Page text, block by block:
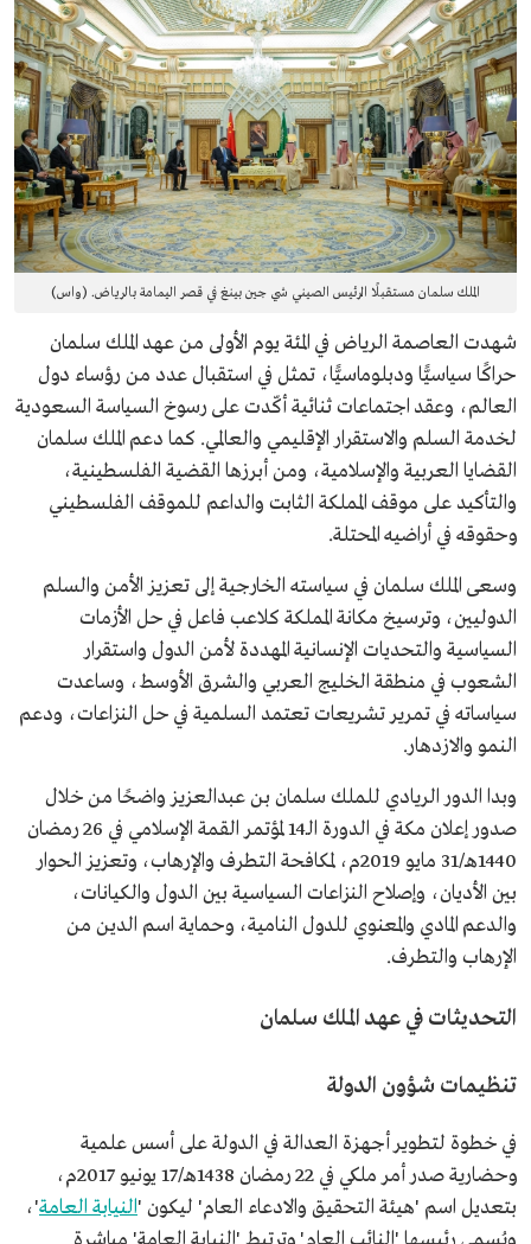
الملك سلمان مستقبلًا الرئيس الصيني شي جين بينغ في قصر اليمامة بالرياض. (واس)
شهدت العاصمة الرياض في المئة يوم الأولى من عهد الملك سلمان
حراكًا سياسيًّا ودبلوماسيًّا، تمثل في استقبال عدد من رؤساء دول
العالم، وعقد اجتماعات ثنائية أكّدت على رسوخ السياسة السعودية
لخدمة السلم والاستقرار الإقليمي والعالمي. كما دعم الملك سلمان
القضايا العربية والإسلامية، ومن أبرزها القضية الفلسطينية،
والتأكيد على موقف المملكة الثابت والداعم للموقف الفلسطيني
وحقوقه في أراضيه المحتلة.
وسعى الملك سلمان في سياسته الخارجية إلى تعزيز الأمن والسلم
الدوليين، وترسيخ مكانة المملكة كلاعب فاعل في حل الأزمات
السياسية والتحديات الإنسانية المهددة لأمن الدول واستقرار
الشعوب في منطقة الخليج العربي والشرق الأوسط، وساعدت
سياساته في تمرير تشريعات تعتمد السلمية في حل النزاعات، ودعم
النمو والازدهار.
وبدا الدور الريادي للملك سلمان بن عبدالعزيز واضحًا من خلال
صدور إعلان مكة في الدورة الـ14 لمؤتمر القمة الإسلامي في 26 رمضان
1440هـ/31 مايو 2019م، لمكافحة التطرف والإرهاب، وتعزيز الحوار
بين الأديان، وإصلاح النزاعات السياسية بين الدول والكيانات،
والدعم المادي والمعنوي للدول النامية، وحماية اسم الدين من
الإرهاب والتطرف.
التحديثات في عهد الملك سلمان
تنظيمات شؤون الدولة
في خطوة لتطوير أجهزة العدالة في الدولة على أسس علمية
وحضارية صدر أمر ملكي في 22 رمضان 1438هـ/17 يونيو 2017م،
بتعديل اسم 'هيئة التحقيق والادعاء العام' ليكون 'النيابة العامة'،